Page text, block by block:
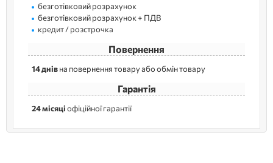
безготівковий розрахунок
безготівковий розрахунок + ПДВ
кредит / розстрочка
Повернення
14 днівна повернення товару або обмін товару
Гарантія
24 місяціофіційної гарантії